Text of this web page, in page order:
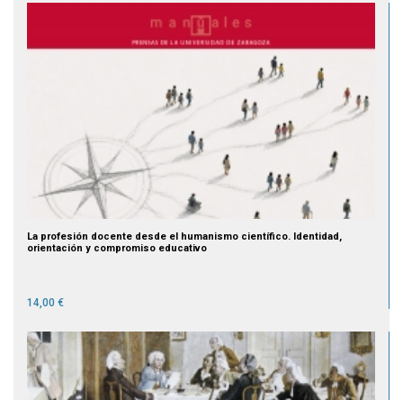
La profesión docente desde el humanismo científico. Identidad,
orientación y compromiso educativo
14,00 €